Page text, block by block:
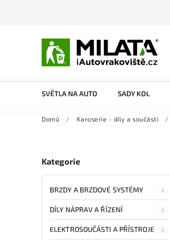
SVĚTLA NA AUTO SADY KOL
Domů / Karoserie - díly a součásti /
Kategorie
BRZDY A BRZDOVÉ SYSTÉMY
DÍLY NÁPRAV A ŘÍZENÍ
ELEKTROSOUČÁSTI A PŘÍSTROJE